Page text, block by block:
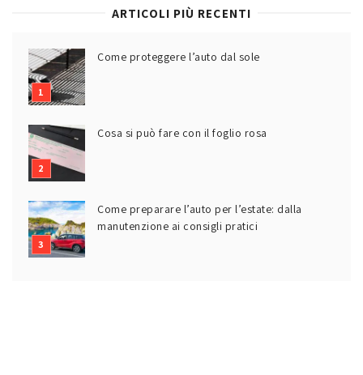
ARTICOLI PIÙ RECENTI
Come proteggere l’auto dal sole
Cosa si può fare con il foglio rosa
Come preparare l’auto per l’estate: dalla
manutenzione ai consigli pratici